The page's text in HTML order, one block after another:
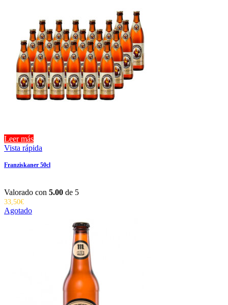
Leer más
Vista rápida
Franziskaner 50cl
Valorado con 5.00 de 5
33,50€
Agotado